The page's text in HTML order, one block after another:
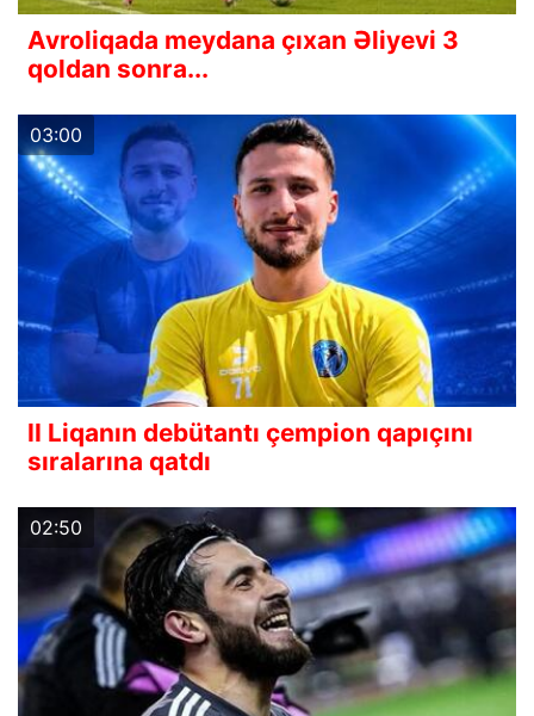
Avroliqada meydana çıxan Əliyevi 3
qoldan sonra...
03:00
II Liqanın debütantı çempion qapıçını
sıralarına qatdı
02:50